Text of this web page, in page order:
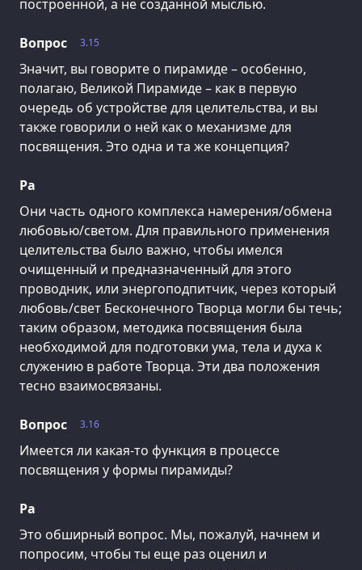
построенной, а не созданной мыслью.
3.15
Вопрос
Значит, вы говорите о пирамиде – особенно,
полагаю, Великой Пирамиде – как в первую
очередь об устройстве для целительства, и вы
также говорили о ней как о механизме для
посвящения. Это одна и та же концепция?
Ра
Они часть одного комплекса намерения/обмена
любовью/светом. Для правильного применения
целительства было важно, чтобы имелся
очищенный и предназначенный для этого
проводник, или энергоподпитчик, через который
любовь/свет Бесконечного Творца могли бы течь;
таким образом, методика посвящения была
необходимой для подготовки ума, тела и духа к
служению в работе Творца. Эти два положения
тесно взаимосвязаны.
3.16
Вопрос
Имеется ли какая-то функция в процессе
посвящения у формы пирамиды?
Ра
Это обширный вопрос. Мы, пожалуй, начнем и
попросим, чтобы ты еще раз оценил и